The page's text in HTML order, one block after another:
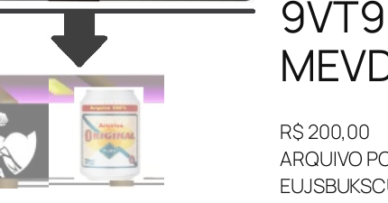
R$ 200,00
ARQUIVO